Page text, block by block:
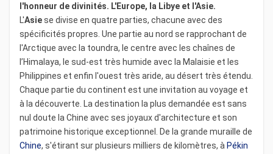
l'honneur de divinités. L'Europe, la Libye et l'Asie.
L'Asiese divise en quatre parties, chacune avec des
spécificités propres. Une partie au nord se rapprochant de
l'Arctique avec la toundra, le centre avec les chaînes de
l’Himalaya, le sud-est très humide avec la Malaisie et les
Philippines et enfin l'ouest très aride, au désert très étendu.
Chaque partie du continent est une invitation au voyage et
à la découverte. La destination la plus demandée est sans
nul doute la Chine avec ses joyaux d'architecture et son
patrimoine historique exceptionnel. De la grande muraille de
Chine, s'étirant sur plusieurs milliers de kilomètres, à Pékin